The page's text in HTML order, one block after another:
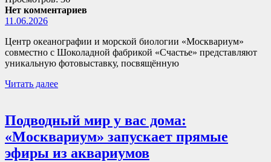
Нет комментариев
11.06.2026
Центр океанографии и морской биологии «Москвариум»
совместно с Шоколадной фабрикой «Счастье» представляют
уникальную фотовыставку, посвящённую
Читать далее
Подводный мир у вас дома:
«Москвариум» запускает прямые
эфиры из аквариумов